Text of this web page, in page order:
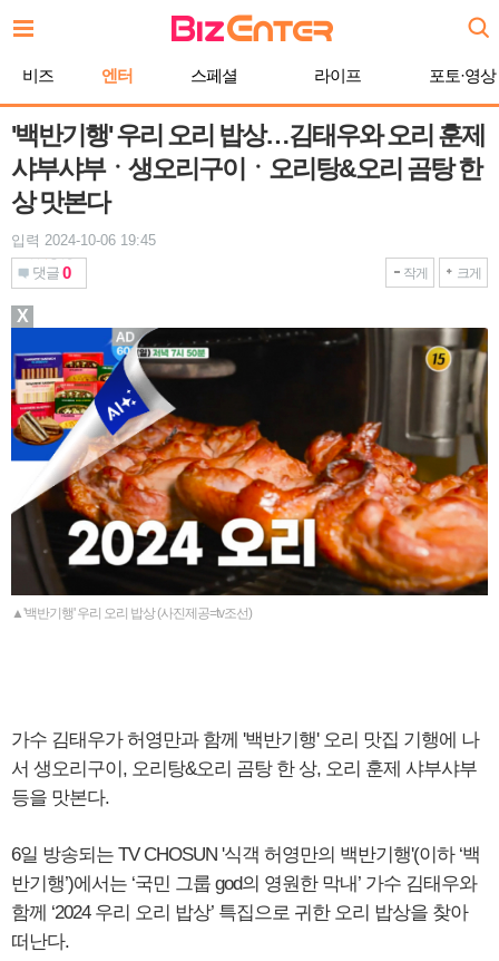
문
비즈 엔터 스페셜 라이프 포토·영상
'백반기행' 우리 오리 밥상…김태우와 오리 훈제
샤부샤부ㆍ생오리구이ㆍ오리탕&오리 곰탕 한
상 맛본다
입력 2024-10-06 19:45
댓글 0 작게 크게
▲'백반기행' 우리 오리 밥상 (사진제공=tv조선)
가수 김태우가 허영만과 함께 '백반기행' 오리 맛집 기행에 나
서 생오리구이, 오리탕&오리 곰탕 한 상, 오리 훈제 샤부샤부
등을 맛본다.
6일 방송되는 TV CHOSUN '식객 허영만의 백반기행'(이하 ‘백
반기행’)에서는 ‘국민 그룹 god의 영원한 막내’ 가수 김태우와
함께 ‘2024 우리 오리 밥상’ 특집으로 귀한 오리 밥상을 찾아
떠난다.
X